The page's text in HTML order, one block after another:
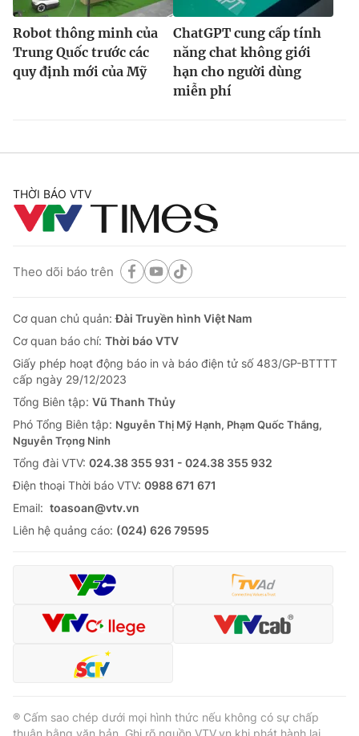
Robot thông minh của
Trung Quốc trước các
quy định mới của Mỹ
ChatGPT cung cấp tính
năng chat không giới
hạn cho người dùng
miễn phí
THỜI BÁO VTV
Theo dõi báo trên
Cơ quan chủ quản:Đài Truyền hình Việt Nam
Cơ quan báo chí: Thời báo VTV
Giấy phép hoạt động báo in và báo điện tử số 483/GP-BTTTT
cấp ngày 29/12/2023
Tổng Biên tập: Vũ Thanh Thủy
Phó Tổng Biên tập: Nguyễn Thị Mỹ Hạnh, Phạm Quốc Thắng,
Nguyễn Trọng Ninh
Tổng đài VTV: 024.38 355 931 - 024.38 355 932
Ðiện thoại Thời báo VTV: 0988 671 671
Email: toasoan@vtv.vn
Liên hệ quảng cáo: (024) 626 79595
® Cấm sao chép dưới mọi hình thức nếu không có sự chấp